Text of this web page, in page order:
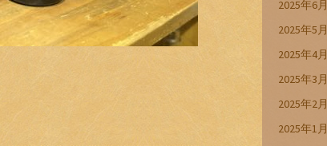
2025年6月
2025年5月
2025年4月
2025年3月
2025年2月
2025年1月